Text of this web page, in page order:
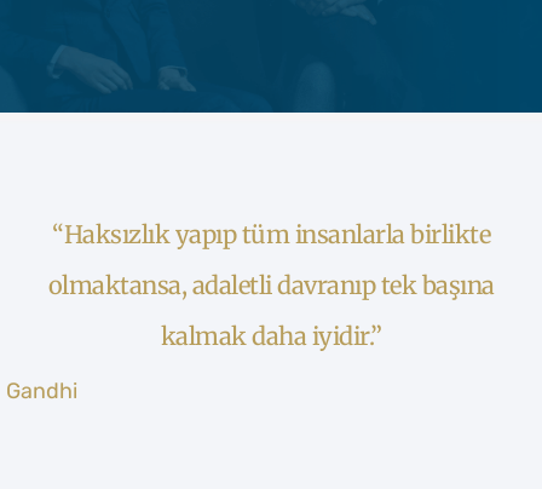
Gandhi
“Haksızlık yapıp tüm insanlarla birlikte
olmaktansa, adaletli davranıp tek başına
kalmak daha iyidir.”